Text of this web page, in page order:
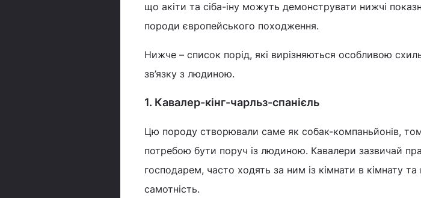
що акіти та сіба-іну можуть демонструвати нижчі
породи європейського походження.
Нижче – список порід, які вирізняються особливою
зв’язку з людиною.
1. Кавалер-кінг-чарльз-спанієль
Цю породу створювали саме як собак-компаньйонів,
потребою бути поруч із людиною. Кавалери зазвичай
господарем, часто ходять за ним із кімнати в кімнату
самотність.